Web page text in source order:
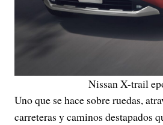
Nissan X-trail
Uno que se hace sobre ruedas,
carreteras y caminos destapados